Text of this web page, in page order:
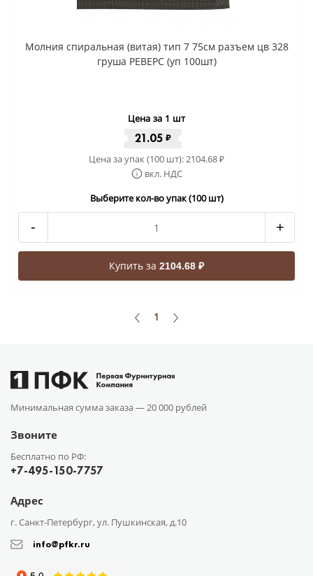
Молния спиральная (витая) тип 7 75см разъем цв 328
груша РЕВЕРС (уп 100шт)
Цена за 1 шт
21.05 ₽
Цена за упак (100 шт):2104.68₽
вкл. НДС
Выберите кол-во упак (100 шт)
- +
Купить за 2104.68 ₽
1
Минимальная сумма заказа —20 000 рублей
Звоните
Бесплатно по РФ:
+7-495-150-7757
Адрес
г. Санкт-Петербург, ул. Пушкинская, д.10
info@pfkr.ru